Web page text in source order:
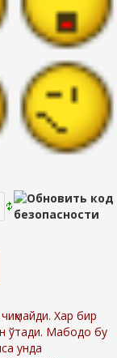
Хар бир
ўтади. Мабодо бу
унда